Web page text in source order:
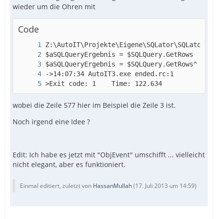
wieder um die Ohren mit
Code
>Exit code: 1    Time: 122.634
wobei die Zeile 577 hier im Beispiel die Zeile 3 ist.
Noch irgend eine Idee ?
Edit: Ich habe es jetzt mit "ObjEvent" umschifft ... vielleicht
nicht elegant, aber es funktioniert.
Einmal editiert, zuletzt von HassanMullah(17. Juli 2013 um 14:59)